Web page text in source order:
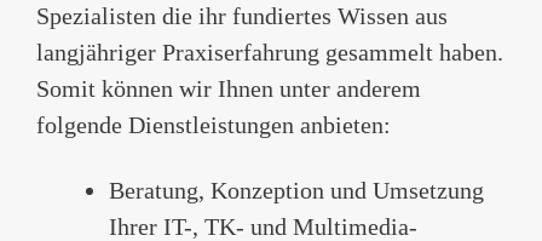
Spezialisten die ihr fundiertes Wissen aus
langjähriger Praxiserfahrung gesammelt haben.
Somit können wir Ihnen unter anderem
folgende Dienstleistungen anbieten:
Beratung, Konzeption und Umsetzung
Ihrer IT-, TK- und Multimedia-